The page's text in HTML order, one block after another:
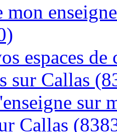
mon
espaces
sur Callas
sur
Callas